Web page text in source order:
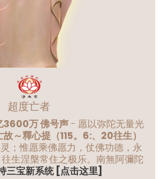
超度亡者
3600万 佛号声- 愿以弥陀无量光
故～釋心提（115。6:、20往生）
；惟愿乘佛愿力，仗佛功德，永
生涅槃常住之极乐。南無阿彌陀
三宝新系统 [点击这里]